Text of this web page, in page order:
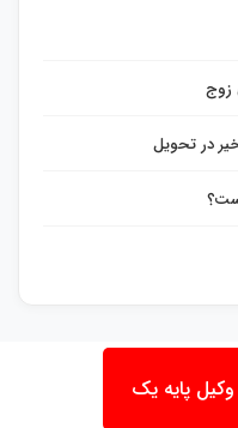
زوج
در تحویل
پایه یک